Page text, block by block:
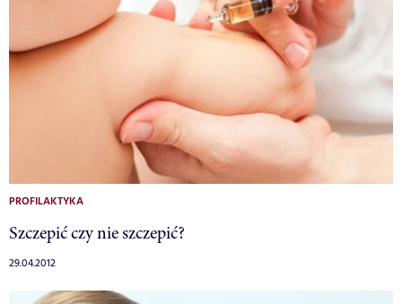
PROFILAKTYKA
Szczepić czy nie szczepić?
29.04.2012